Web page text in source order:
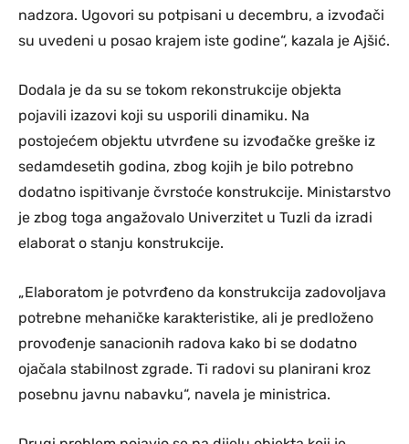
nadzora. Ugovori su potpisani u decembru, a izvođači
su uvedeni u posao krajem iste godine“, kazala je Ajšić.
Dodala je da su se tokom rekonstrukcije objekta
pojavili izazovi koji su usporili dinamiku. Na
postojećem objektu utvrđene su izvođačke greške iz
sedamdesetih godina, zbog kojih je bilo potrebno
dodatno ispitivanje čvrstoće konstrukcije. Ministarstvo
je zbog toga angažovalo Univerzitet u Tuzli da izradi
elaborat o stanju konstrukcije.
„Elaboratom je potvrđeno da konstrukcija zadovoljava
potrebne mehaničke karakteristike, ali je predloženo
provođenje sanacionih radova kako bi se dodatno
ojačala stabilnost zgrade. Ti radovi su planirani kroz
posebnu javnu nabavku“, navela je ministrica.